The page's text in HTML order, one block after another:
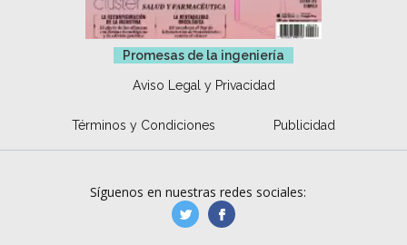
Promesas de la ingeniería
Aviso Legal y Privacidad
Términos y Condiciones Publicidad
Síguenos en nuestras redes sociales:
manufacturaGE